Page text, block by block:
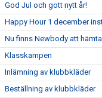
God Jul och gott nytt år!
Happy Hour 1 december
Nu finns Newbody att hämta
Klasskampen
Inlämning av klubbkläder
Beställning av klubbkläder